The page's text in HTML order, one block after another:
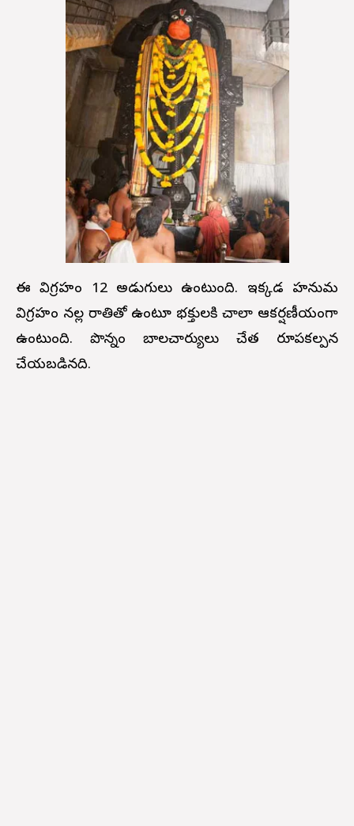
ఈ విగ్రహం 12 అడుగులు ఉంటుంది. ఇక్కడ హనుమ
విగ్రహం నల్ల రాతితో ఉంటూ భక్తులకి చాలా ఆకర్షణీయంగా
ఉంటుంది. పొన్నం బాలచార్యులు చేత రూపకల్పన
చేయబడినది.